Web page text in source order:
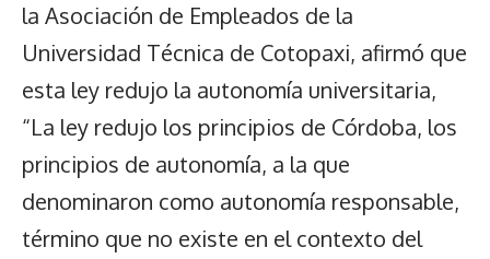
la Asociación de Empleados de la
Universidad Técnica de Cotopaxi, afirmó que
esta ley redujo la autonomía universitaria,
“La ley redujo los principios de Córdoba, los
principios de autonomía, a la que
denominaron como autonomía responsable,
término que no existe en el contexto del